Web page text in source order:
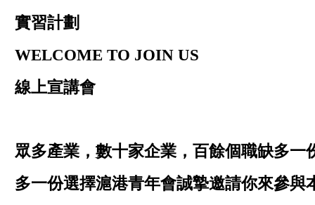
實習計劃
WELCOME TO JOIN US
線上宣講會
眾多產業，數十家企業，百餘個職缺多一
多一份選擇滬港青年會誠摯邀請你來參與